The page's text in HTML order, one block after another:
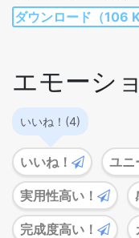
ダウンロード（106
エモーシ
いいね！(4)
いいね！ ユニ
実用性高い！
完成度高い！